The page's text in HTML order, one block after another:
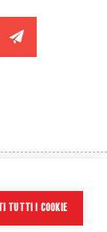
TUTTI I COOKIE